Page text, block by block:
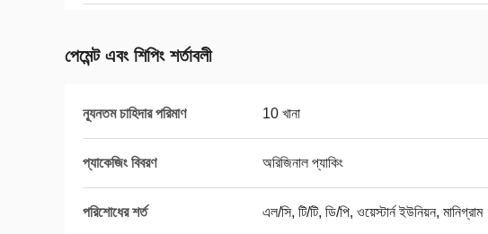
পেমেন্ট এবং শিপিং শর্তাবলী
ন্যূনতম চাহিদার পরিমাণ 10 খানা
প্যাকেজিং বিবরণ অরিজিনাল প্যাকিং
পরিশোধের শর্ত এল/সি, টি/টি, ডি/পি, ওয়েস্টার্ন ইউনিয়ন, মানিগ্রাম